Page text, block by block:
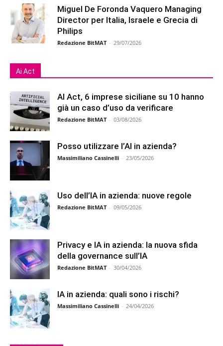
Miguel De Foronda Vaquero Managing
Director per Italia, Israele e Grecia di
Philips
Redazione BitMAT - 29/07/2026
Ai Act
AI Act, 6 imprese siciliane su 10 hanno
già un caso d’uso da verificare
Redazione BitMAT - 03/08/2026
Posso utilizzare l’AI in azienda?
Massimiliano Cassinelli - 23/05/2026
Uso dell’IA in azienda: nuove regole
Redazione BitMAT - 09/05/2026
Privacy e IA in azienda: la nuova sfida
della governance sull’IA
Redazione BitMAT - 30/04/2026
IA in azienda: quali sono i rischi?
Massimiliano Cassinelli - 24/04/2026